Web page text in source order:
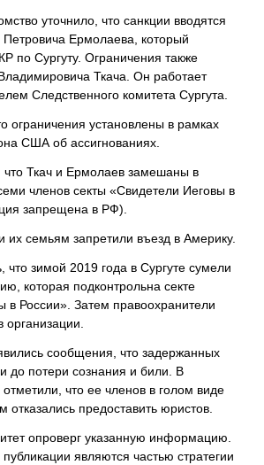
уточнило, что санкции вводятся
Ермолаева, который
по Сургуту. Ограничения также
Ткача. Он работает
Следственного комитета Сургута.
ограничения установлены в рамках
США об ассигнованиях.
что Ткач и Ермолаев замешаны в
членов секты «Свидетели Иеговы в
запрещена в РФ).
их семьям запретили въезд в Америку.
зимой 2019 года в Сургуте сумели
которая подконтрольна секте
в России». Затем правоохранители
организации.
сообщения, что задержанных
до потери сознания и били. В
отметили, что ее членов в голом виде
отказались предоставить юристов.
опроверг указанную информацию.
являются частью стратегии